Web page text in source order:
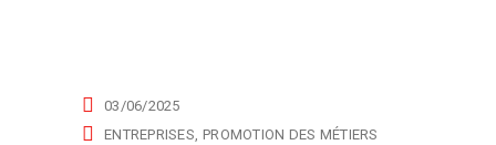
03/06/2025
ENTREPRISES PROMOTION DES MÉTIERS